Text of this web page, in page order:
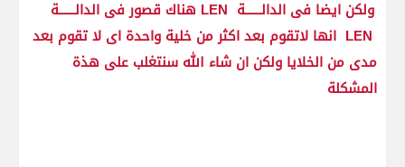
ولكن ايضا فى الدالــــــة LEN هناك قصور فى الدالــــــة
LEN انها لاتقوم بعد اكثر من خلية واحدة اى لا تقوم بعد
مدى من الخلايا ولكن ان شاء الله سنتغلب على هذة
المشكلة